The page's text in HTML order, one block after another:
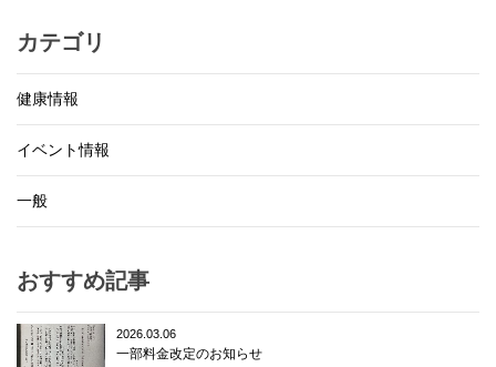
カテゴリ
健康情報
イベント情報
一般
おすすめ記事
2026.03.06
一部料金改定のお知らせ